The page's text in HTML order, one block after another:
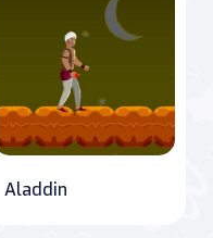
Aladdin